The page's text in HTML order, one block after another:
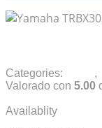
Categories: ,
Valorado con 5.00
Availablity